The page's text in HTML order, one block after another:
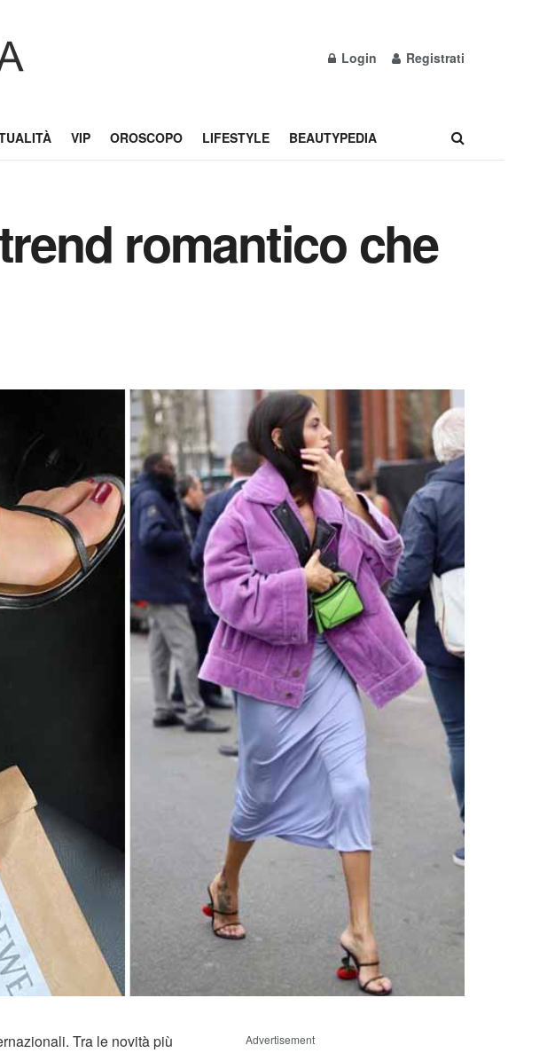
Login Registrati
VIP OROSCOPO LIFESTYLE BEAUTYPEDIA
romantico che
Tra le novità più
Advertisement